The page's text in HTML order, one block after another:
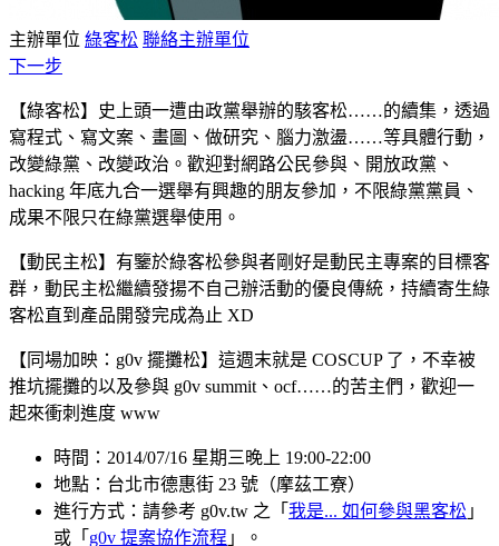
主辦單位 綠客松 聯絡主辦單位
下一步
【綠客松】史上頭一遭由政黨舉辦的駭客松……的續集，透過
寫程式、寫文案、畫圖、做研究、腦力激盪……等具體行動，
改變綠黨、改變政治。歡迎對網路公民參與、開放政黨、
hacking 年底九合一選舉有興趣的朋友參加，不限綠黨黨員、
成果不限只在綠黨選舉使用。
【動民主松】有鑒於綠客松參與者剛好是動民主專案的目標客
群，動民主松繼續發揚不自己辦活動的優良傳統，持續寄生綠
客松直到產品開發完成為止 XD
【同場加映：g0v 擺攤松】這週末就是 COSCUP 了，不幸被
推坑擺攤的以及參與 g0v summit、ocf……的苦主們，歡迎一
起來衝刺進度 www
時間：2014/07/16 星期三晚上 19:00-22:00
地點：台北市德惠街 23 號（摩茲工寮）
進行方式：請參考 g0v.tw 之「 我是... 如何參與黑客松 」
或「 g0v 提案協作流程 」。